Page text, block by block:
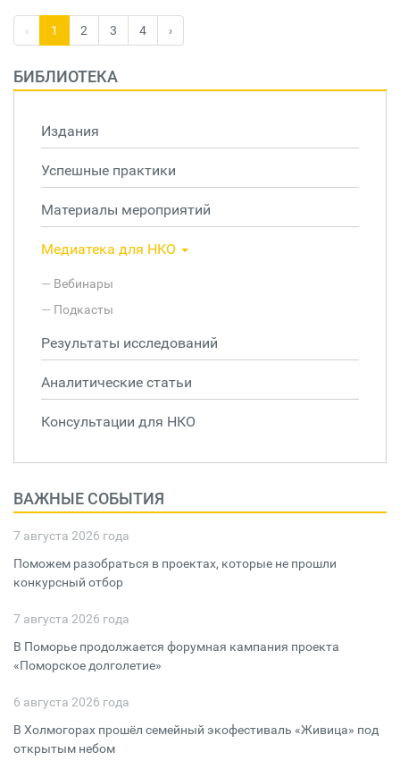
‹ 1 2 3 4 ›
БИБЛИОТЕКА
Издания
Успешные практики
Материалы мероприятий
Медиатека для НКО
Вебинары
Подкасты
Результаты исследований
Аналитические статьи
Консультации для НКО
ВАЖНЫЕ СОБЫТИЯ
7 августа 2026 года
Поможем разобраться в проектах, которые не прошли
конкурсный отбор
7 августа 2026 года
В Поморье продолжается форумная кампания проекта
«Поморское долголетие»
6 августа 2026 года
В Холмогорах прошёл семейный экофестиваль «Живица» под
открытым небом